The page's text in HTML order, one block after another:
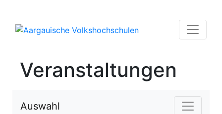
Veranstaltungen
Auswahl